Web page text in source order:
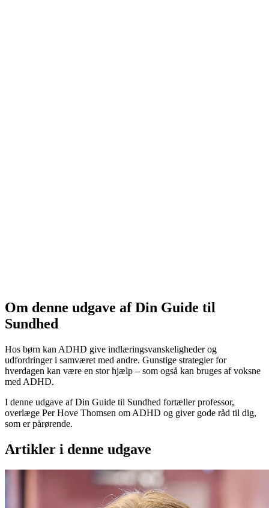
Om denne udgave af Din Guide til
Sundhed
Hos børn kan ADHD give indlæringsvanskeligheder og
udfordringer i samværet med andre. Gunstige strategier for
hverdagen kan være en stor hjælp – som også kan bruges af voksne
med ADHD.
I denne udgave af Din Guide til Sundhed fortæller professor,
overlæge Per Hove Thomsen om ADHD og giver gode råd til dig,
som er pårørende.
Artikler i denne udgave